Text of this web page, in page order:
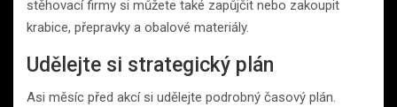
stěhovací firmy si můžete také zapůjčit nebo zakoupit
krabice, přepravky a obalové materiály.
Udělejte si strategický plán
Asi měsíc před akcí si udělejte podrobný časový plán.